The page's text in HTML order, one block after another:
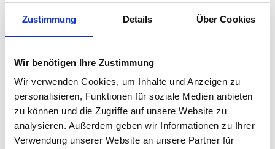
Zustimmung Details Über Cookies
Wir benötigen Ihre Zustimmung
Wir verwenden Cookies, um Inhalte und Anzeigen zu
personalisieren, Funktionen für soziale Medien anbieten
zu können und die Zugriffe auf unsere Website zu
analysieren. Außerdem geben wir Informationen zu Ihrer
Verwendung unserer Website an unsere Partner für
Rothmann Immobilien GmbH
58507 Lüdenscheid
Maklerprofil ansehen